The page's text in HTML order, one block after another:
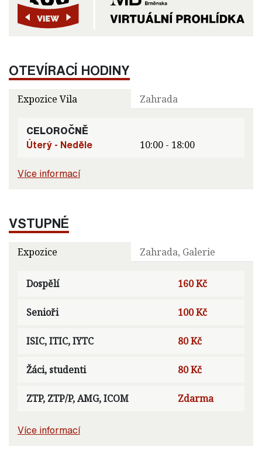
OTEVÍRACÍ HODINY
Expozice Vila Zahrada
CELOROČNĚ
Úterý - Neděle
10:00 - 18:00
Více informací
VSTUPNÉ
Expozice Zahrada, Galerie
Dospělí 160 Kč
Senioři 100 Kč
ISIC, ITIC, IYTC 80 Kč
Žáci, studenti 80 Kč
ZTP, ZTP/P, AMG, ICOM Zdarma
Více informací